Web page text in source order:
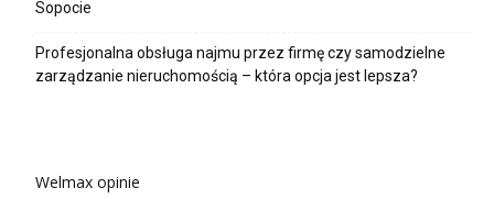
Sopocie
Profesjonalna obsługa najmu przez firmę czy samodzielne
zarządzanie nieruchomością – która opcja jest lepsza?
Welmax opinie